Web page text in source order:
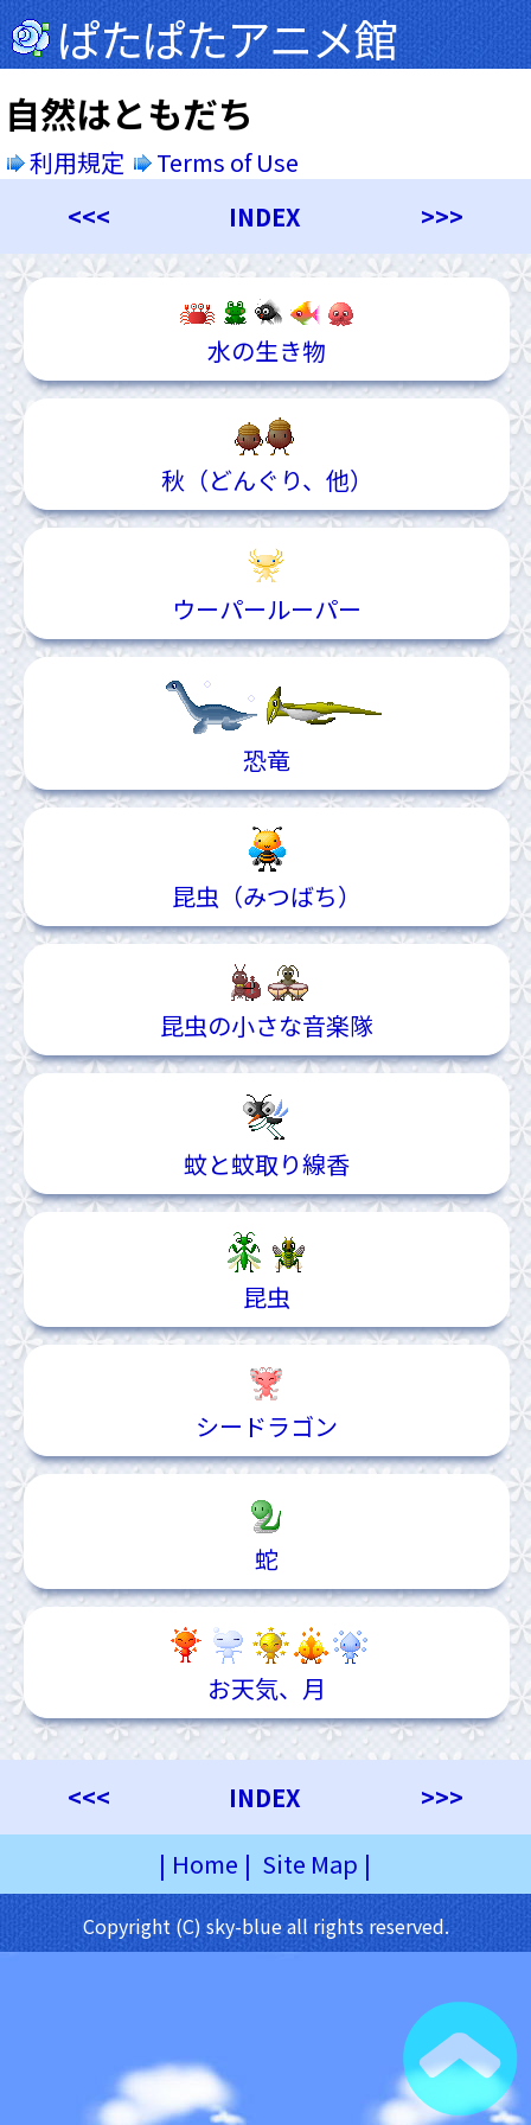
ぱたぱたアニメ館
自然はともだち
利用規定
Terms of Use
<<<
INDEX >>>
水の生き物
秋（どんぐり、他）
ウーパールーパー
恐竜
昆虫（みつばち）
昆虫の小さな音楽隊
蚊と蚊取り線香
昆虫
シードラゴン
蛇
お天気、月
<<< INDEX
>>>
| Home | Site Map |
Copyright (C) sky-blue all rights reserved.